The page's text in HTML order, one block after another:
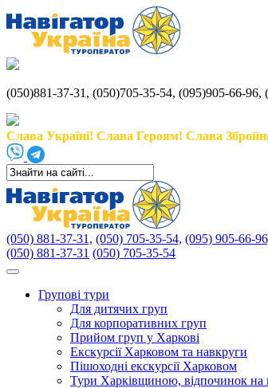
(050)881-37-31, (050)705-35-54, (095)905-66-96,
Слава Україні! Слава Героям! Слава
(050) 881-37-31, (050) 705-35-54, (095) 905-66-
(050) 881-37-31 (050) 705-35-54
Групові тури
Для дитячих груп
Для корпоративних груп
Прийом груп у Харкові
Екскурсії Харковом та навкруги
Пішоходні екскурсії Харковом
Тури Харківщиною, відпочинок на